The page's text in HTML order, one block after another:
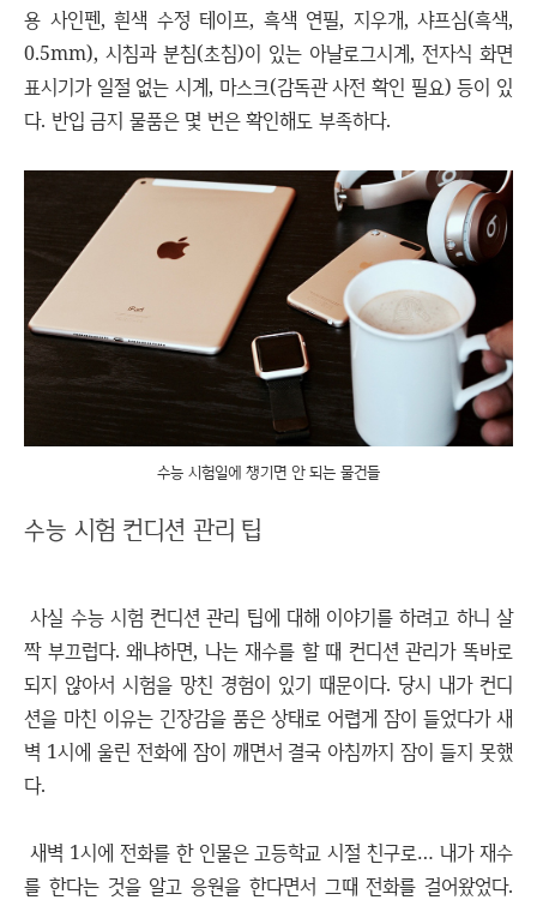
용 사인펜, 흰색 수정 테이프, 흑색 연필, 지우개, 샤프심(흑색,
0.5mm), 시침과 분침(초침)이 있는 아날로그시계, 전자식 화면
표시기가 일절 없는 시계, 마스크(감독관 사전 확인 필요) 등이 있
다. 반입 금지 물품은 몇 번은 확인해도 부족하다.
수능 시험일에 챙기면 안 되는 물건들
수능 시험 컨디션 관리 팁
사실 수능 시험 컨디션 관리 팁에 대해 이야기를 하려고 하니 살
짝 부끄럽다. 왜냐하면, 나는 재수를 할 때 컨디션 관리가 똑바로
되지 않아서 시험을 망친 경험이 있기 때문이다. 당시 내가 컨디
션을 마친 이유는 긴장감을 품은 상태로 어렵게 잠이 들었다가 새
벽 1시에 울린 전화에 잠이 깨면서 결국 아침까지 잠이 들지 못했
다.
새벽 1시에 전화를 한 인물은 고등학교 시절 친구로… 내가 재수
를 한다는 것을 알고 응원을 한다면서 그때 전화를 걸어왔었다.